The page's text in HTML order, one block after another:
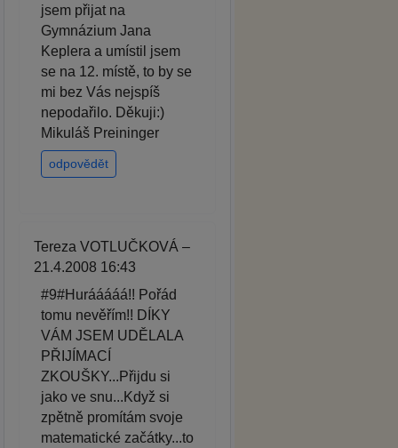
jsem přijat na
Gymnázium Jana
Keplera a umístil jsem
se na 12. místě, to by se
mi bez Vás nejspíš
nepodařilo. Děkuji:)
Mikuláš Preininger
odpovědět
Tereza VOTLUČKOVÁ –
21.4.2008 16:43
#9#Hurááááá!! Pořád
tomu nevěřím!! DÍKY
VÁM JSEM UDĚLALA
PŘIJÍMACÍ
ZKOUŠKY...Přijdu si
jako ve snu...Když si
zpětně promítám svoje
matematické začátky...to